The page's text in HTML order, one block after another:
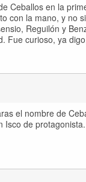
Ceballos en la
con la mano, y no
Reguilón y
Fue curioso, ya
el nombre de
Isco de